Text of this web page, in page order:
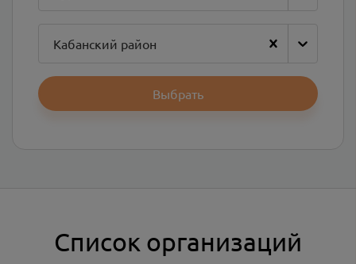
Кабанский район
Выбрать
Список организаций